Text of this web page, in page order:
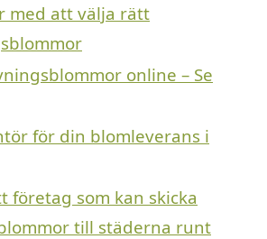
med att välja rätt
online – Se
för din blomleverans i
företag som kan skicka
till städerna runt